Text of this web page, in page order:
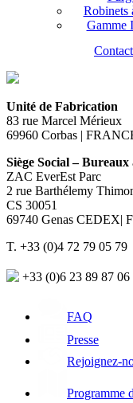
Robinets
Gamme
Contact
Unité de Fabrication
83 rue Marcel Mérieux
69960 Corbas |
Siège Social –
ZAC EverEst Parc
2 rue Barthélemy
CS 30051
69740 Genas CEDEX|
T. +33 (0)4 72 79 05 79
+33 (0)6 23 89 87 06
FAQ
Presse
Rejoignez-
Programme